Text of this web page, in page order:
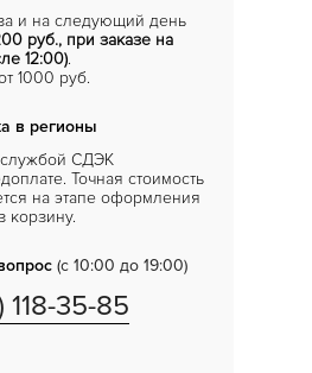
и на следующий день
руб., при заказе на
12:00).
1000 руб.
в регионы
службой СДЭК
Точная стоимость
на этапе оформления
корзину.
(с 10:00 до 19:00)
118-35-85